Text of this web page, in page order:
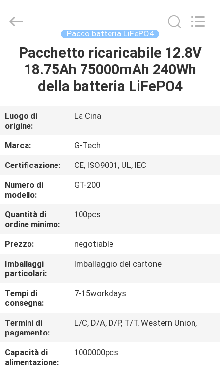
CASA.
PRODOTTI
SU
DI
NOI
VISITA
ALLA
FABBRICA
CONTROLLO
DELLA
QUALITÀ
CONTATTACI
NOTIZIE
TECH
POWER
Reserved.
Pacco batteria LiFePO4
Pacchetto ricaricabile 12.8V
18.75Ah 75000mAh 240Wh
della batteria LiFePO4
Luogo di
origine:
La Cina
Marca:
G-Tech
Certificazione:
CE, ISO9001, UL, IEC
Numero di
modello:
GT-200
Quantità di
ordine minimo:
100pcs
Prezzo:
negotiable
Imballaggi
particolari:
Imballaggio del cartone
Tempi di
consegna:
7-15workdays
Termini di
pagamento:
L/C, D/A, D/P, T/T, Western Union,
Capacità di
alimentazione:
1000000pcs